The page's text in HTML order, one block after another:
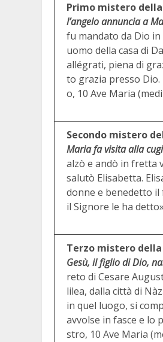
Primo mistero
l’angelo annuncia a
fu mandato da Dio
uomo della casa di
allégrati, piena di
to grazia presso Dio.
o, 10 Ave Maria
Secondo mistero
Maria fa visita alla
alzò e andò in fretta
salutò Elisabetta.
donne e benedetto il
il Signore le ha
Terzo mistero
Gesù, il figlio di Dio,
reto di Cesare
lilea, dalla città di
in quel luogo, si
avvolse in fasce e lo
stro, 10 Ave Maria